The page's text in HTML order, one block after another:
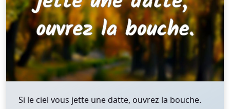
Si le ciel vous jette une datte, ouvrez la bouche.